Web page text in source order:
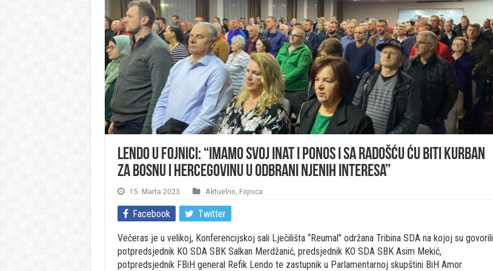
Lendo u Fojnici: “Imamo svoj inat i ponos i sa radošću ću biti kurban
za Bosnu i Hercegovinu u odbrani njenih interesa”
15. Marta 2023. Aktuelno Fojnica
Facebook Twitter
Večeras je u velikoj, Konferencijskoj sali Lječilišta “Reumal” održana Tribina SDA na kojoj su govorili
potpredsjednik KO SDA SBK Salkan Merdžanić, predsjednik KO SDA SBK Asim Mekić,
potpredsjednik FBiH general Refik Lendo te zastupnik u Parlamentarnoj skupštini BiH Amor